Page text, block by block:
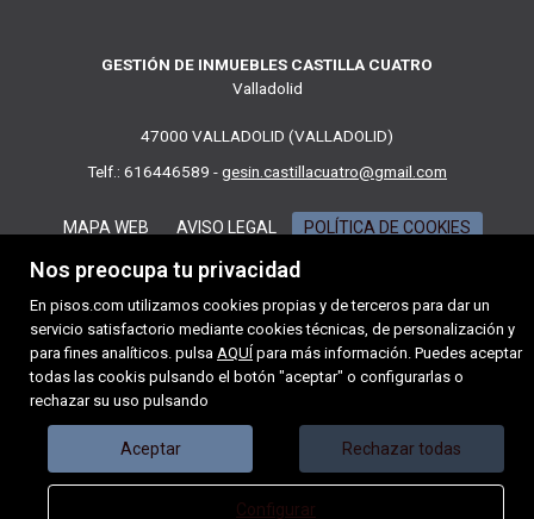
Nos preocupa tu privacidad
En pisos.com utilizamos cookies propias y de terceros para dar un
servicio satisfactorio mediante cookies técnicas, de personalización y
para fines analíticos. pulsa AQUÍ para más información. Puedes aceptar
todas las cookis pulsando el botón "aceptar" o configurarlas o
rechazar su uso pulsando
Aceptar Rechazar todas
Configurar
GESTIÓN DE INMUEBLES CASTILLA CUATRO
Valladolid
47000 VALLADOLID (VALLADOLID)
Telf.: 616446589 -gesin.castillacuatro@gmail.com
MAPA WEB AVISO LEGAL POLÍTICA DE COOKIES